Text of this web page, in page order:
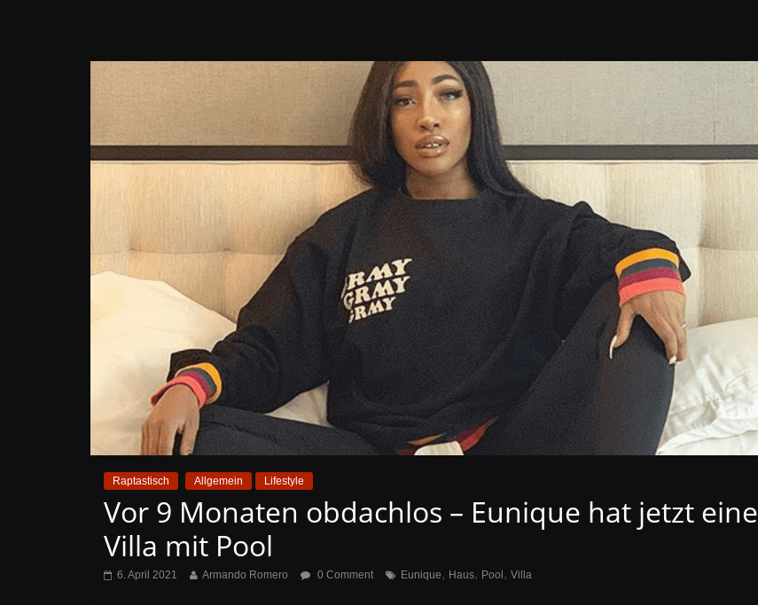
Raptastisch Allgemein Lifestyle
Vor 9 Monaten obdachlos – Eunique hat jetzt eine
Villa mit Pool
6. April 2021 Armando Romero 0 Comment Eunique, Haus, Pool , Villa